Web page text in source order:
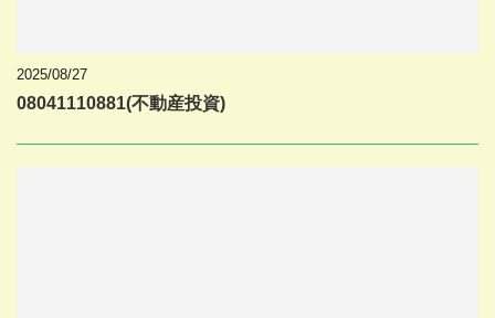
2025/08/27
08041110881(不動産投資)